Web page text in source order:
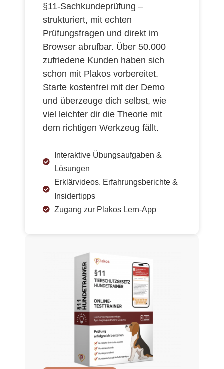
§11-Sachkundeprüfung –
strukturiert, mit echten
Prüfungsfragen und direkt im
Browser abrufbar. Über 50.000
zufriedene Kunden haben sich
schon mit Plakos vorbereitet.
Starte kostenfrei mit der Demo
und überzeuge dich selbst, wie
viel leichter dir die Theorie mit
dem richtigen Werkzeug fällt.
Interaktive Übungsaufgaben &
Lösungen
Erklärvideos, Erfahrungsberichte &
Insidertipps
Zugang zur Plakos Lern-App